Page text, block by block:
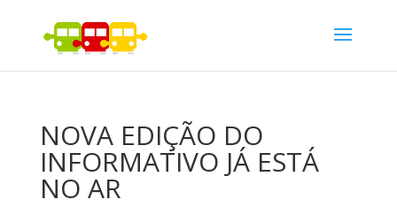
NOVA EDIÇÃO DO
INFORMATIVO JÁ ESTÁ
NO AR